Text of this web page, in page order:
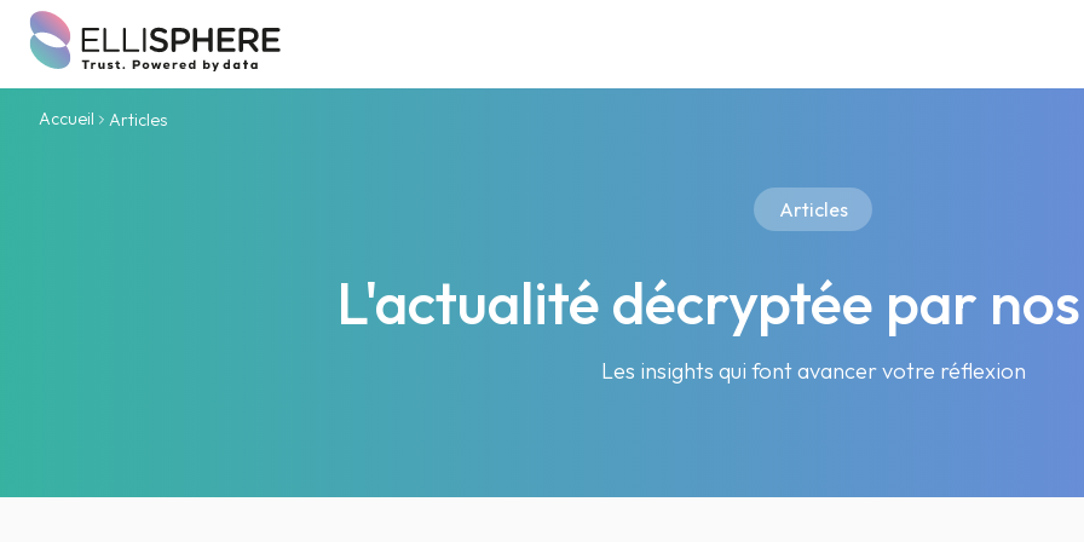
Accueil Articles
Articles
L'actualité décryptée par
Les insights qui font avancer votre réflexion